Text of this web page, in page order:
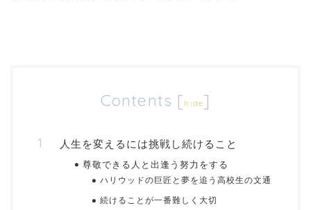
Contents [ hide]
人生を変えるには挑戦し続けること
尊敬できる人と出逢う努力をする
ハリウッドの巨匠と夢を追う高校生の文通
続けることが一番難しく大切